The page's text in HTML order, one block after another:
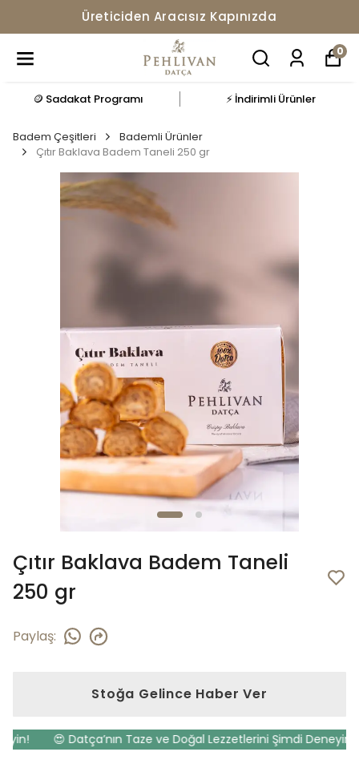
Üreticiden Aracısız Kapınızda
0
🪙 Sadakat Programı ⚡ İndirimli Ürünler
Badem Çeşitleri
Bademli Ürünler
Çıtır Baklava Badem Taneli 250 gr
Çıtır Baklava Badem Taneli
250 gr
Paylaş:
Stoğa Gelince Haber Ver
😍 Datça’nın Taze ve Doğal Lezzetlerini Şimdi Deneyin!